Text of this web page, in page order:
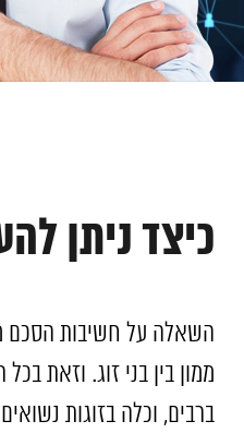
כיצד ניתן
השאלה על חשיבות הסכם
ממון בין בני זוג. וזאת
ברבים, וכלה בזוגות